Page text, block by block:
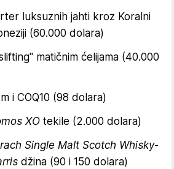
luksuznih jahti kroz Koralni
(60.000 dolara)
matičnim ćelijama (40.000
i COQ10 (98 dolara)
XO tekile (2.000 dolara)
Single Malt Scotch Whisky-
džina (90 i 150 dolara)